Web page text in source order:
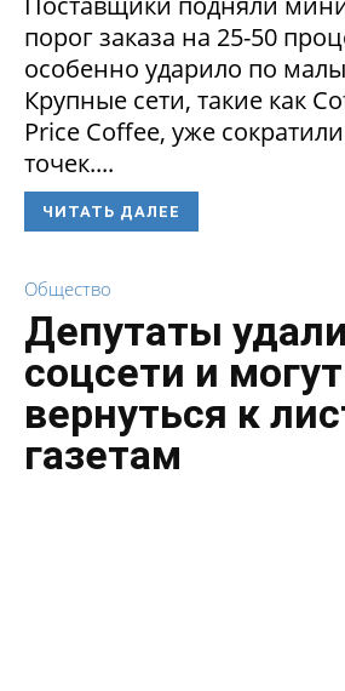
порог заказа на 25-50
особенно ударило по
Крупные сети, такие как
Price Coffee, уже
точек....
ЧИТАТЬ ДАЛЕЕ
Общество
Депутаты
соцсети и могут
вернуться к
газетам